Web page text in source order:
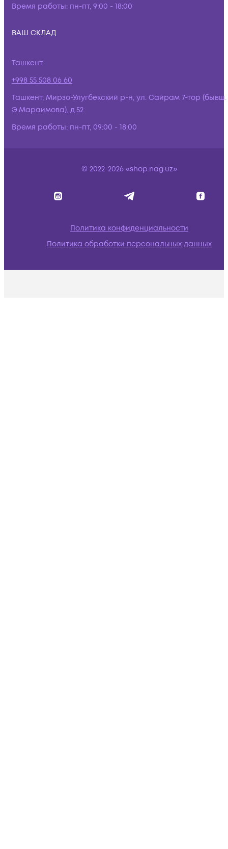
Время работы: пн-пт, 9:00 - 18:00
ВАШ СКЛАД
Ташкент
+998 55 508 06 60
Ташкент, Мирзо-Улугбекский р-н, ул. Сайрам 7-тор (бывш.
Э.Мараимова), д.52
Время работы: пн-пт, 09:00 - 18:00
© 2022-2026 «shop.nag.uz»
Политика конфиденциальности
Политика обработки персональных данных